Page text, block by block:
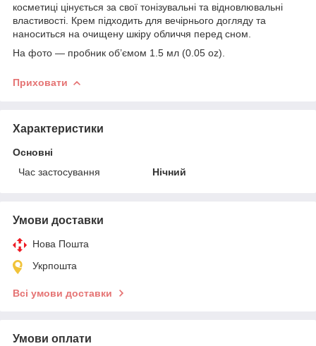
косметиці цінується за свої тонізувальні та відновлювальні
властивості. Крем підходить для вечірнього догляду та
наноситься на очищену шкіру обличчя перед сном.
На фото — пробник об’ємом 1.5 мл (0.05 oz).
Приховати
Характеристики
Основні
Час застосування
Нічний
Умови доставки
Нова Пошта
Укрпошта
Всі умови доставки
Умови оплати